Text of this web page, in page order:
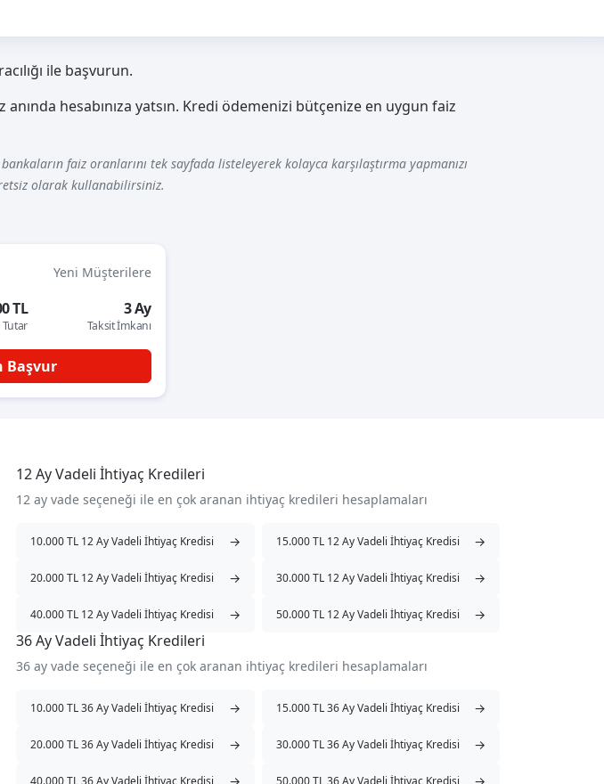
ile başvurun.
hesabınıza yatsın. Kredi ödemenizi bütçenize en uygun faiz
faiz oranlarını tek sayfada listeleyerek kolayca karşılaştırma yapmanızı
olarak kullanabilirsiniz.
Yeni Müşterilere
TL
Tutar
3 Ay
Taksit İmkanı
Başvur
12 Ay Vadeli İhtiyaç Kredileri
12 ay vade seçeneği ile en çok aranan ihtiyaç kredileri hesaplamaları
10.000 TL 12 Ay Vadeli İhtiyaç Kredisi → 15.000 TL 12 Ay Vadeli İhtiyaç Kredisi →
20.000 TL 12 Ay Vadeli İhtiyaç Kredisi → 30.000 TL 12 Ay Vadeli İhtiyaç Kredisi →
40.000 TL 12 Ay Vadeli İhtiyaç Kredisi → 50.000 TL 12 Ay Vadeli İhtiyaç Kredisi →
36 Ay Vadeli İhtiyaç Kredileri
36 ay vade seçeneği ile en çok aranan ihtiyaç kredileri hesaplamaları
10.000 TL 36 Ay Vadeli İhtiyaç Kredisi → 15.000 TL 36 Ay Vadeli İhtiyaç Kredisi →
20.000 TL 36 Ay Vadeli İhtiyaç Kredisi → 30.000 TL 36 Ay Vadeli İhtiyaç Kredisi →
40.000 TL 36 Ay Vadeli İhtiyaç Kredisi 50.000 TL 36 Ay Vadeli İhtiyaç Kredisi